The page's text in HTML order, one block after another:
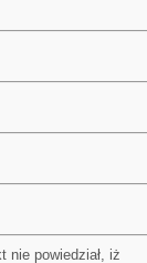
nie powiedział, iż